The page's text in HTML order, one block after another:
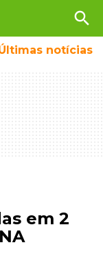
search
notícias
em 2